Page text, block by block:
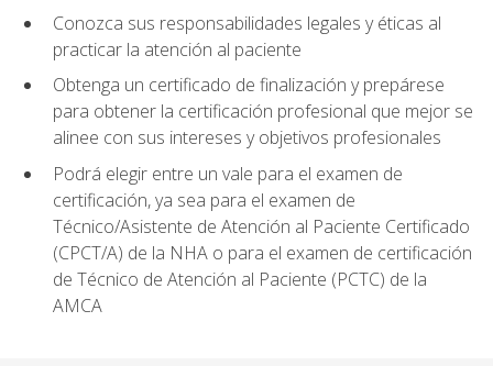
Conozca sus responsabilidades legales y éticas al
practicar la atención al paciente
Obtenga un certificado de finalización y prepárese
para obtener la certificación profesional que mejor se
alinee con sus intereses y objetivos profesionales
Podrá elegir entre un vale para el examen de
certificación, ya sea para el examen de
Técnico/Asistente de Atención al Paciente Certificado
(CPCT/A) de la NHA o para el examen de certificación
de Técnico de Atención al Paciente (PCTC) de la
AMCA